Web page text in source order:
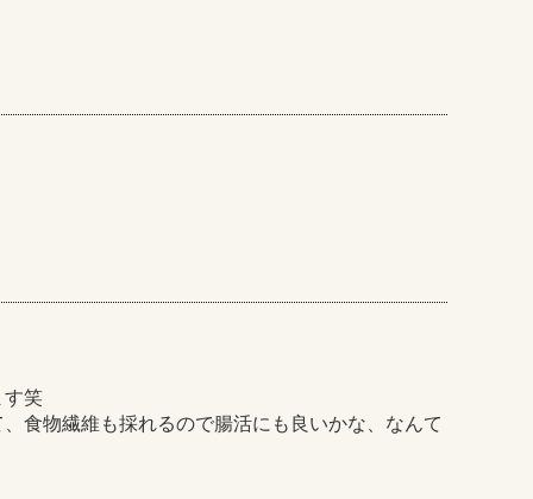
す笑
食物繊維も採れるので腸活にも良いかな、なんて